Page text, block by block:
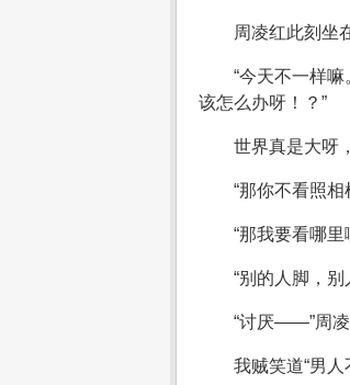
周凌红此刻坐
“今天不一样
该怎么办呀！？”
世界真是大呀
“那你不看照相
“那我要看哪里
“别的人脚，
“讨厌——”周凌
我贼笑道“男